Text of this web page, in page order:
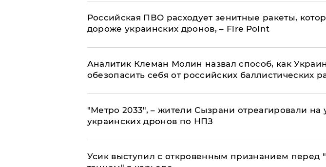
Российская ПВО расходует зенитные ракеты,
дороже украинских дронов, – Fire Point
Аналитик Клеман Молин назвал способ, как
обезопасить себя от российских баллистических
"Метро 2033", – жители Сызрани отреагировали на
украинских дронов по НПЗ
Усик выступил с откровенным признанием перед